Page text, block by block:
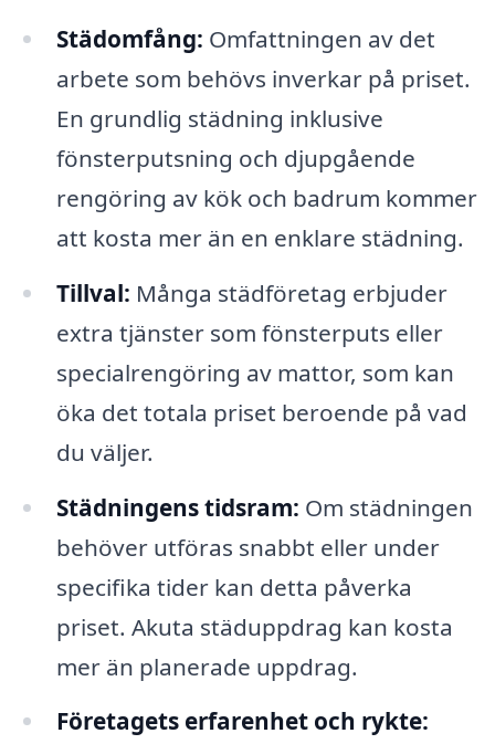
Städomfång: Omfattningen av det
arbete som behövs inverkar på priset.
En grundlig städning inklusive
fönsterputsning och djupgående
rengöring av kök och badrum kommer
att kosta mer än en enklare städning.
Tillval: Många städföretag erbjuder
extra tjänster som fönsterputs eller
specialrengöring av mattor, som kan
öka det totala priset beroende på vad
du väljer.
Städningens tidsram: Om städningen
behöver utföras snabbt eller under
specifika tider kan detta påverka
priset. Akuta städuppdrag kan kosta
mer än planerade uppdrag.
Företagets erfarenhet och rykte: